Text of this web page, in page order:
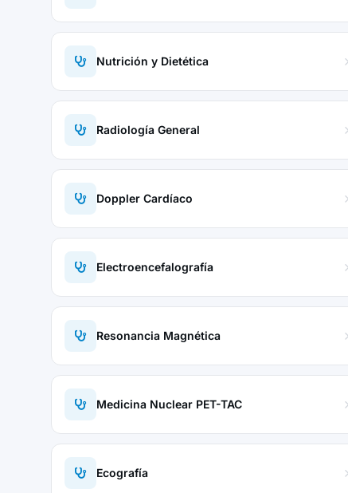
Nutrición y Dietética
Radiología General
Doppler Cardíaco
Electroencefalografía
Resonancia Magnética
Medicina Nuclear PET-TAC
Ecografía